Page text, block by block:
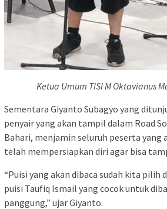
Ketua Umum TISI M Oktavianus
Sementara Giyanto Subagyo yang
penyair yang akan tampil dalam Road
Bahari, menjamin seluruh peserta yang
telah mempersiapkan diri agar bisa
“Puisi yang akan dibaca sudah kita pilih
puisi Taufiq Ismail yang cocok untuk
panggung,” ujar Giyanto.